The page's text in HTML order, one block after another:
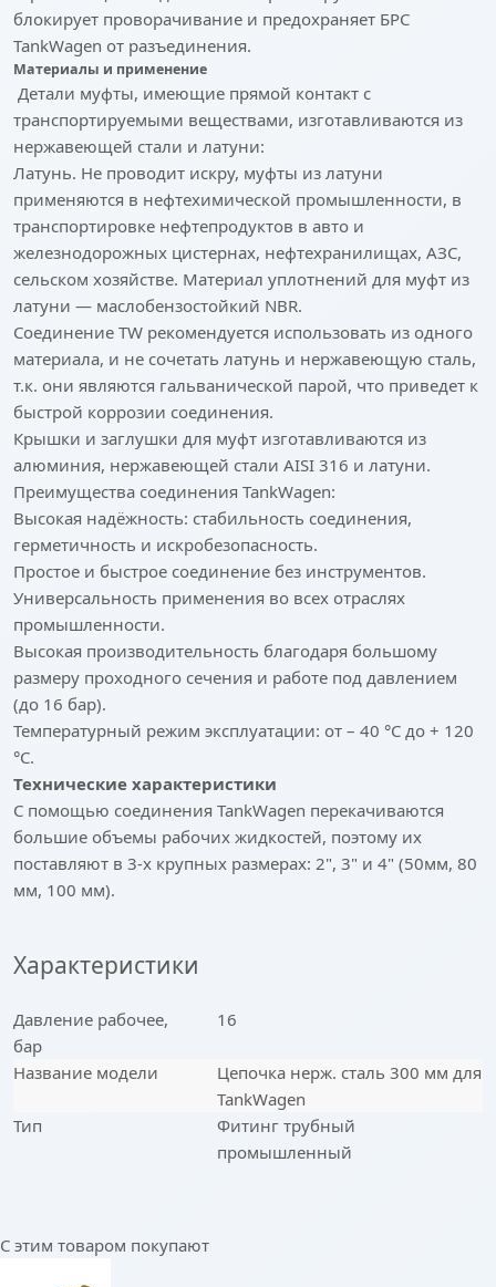
блокирует проворачивание и предохраняет БРС
TankWagen от разъединения.
Материалы и применение
Детали муфты, имеющие прямой контакт с
транспортируемыми веществами, изготавливаются из
нержавеющей стали и латуни:
Латунь. Не проводит искру, муфты из латуни
применяются в нефтехимической промышленности, в
транспортировке нефтепродуктов в авто и
железнодорожных цистернах, нефтехранилищах, АЗС,
сельском хозяйстве. Материал уплотнений для муфт из
латуни — маслобензостойкий NBR.
Соединение TW рекомендуется использовать из одного
материала, и не сочетать латунь и нержавеющую сталь,
т.к. они являются гальванической парой, что приведет к
быстрой коррозии соединения.
Крышки и заглушки для муфт изготавливаются из
алюминия, нержавеющей стали AISI 316 и латуни.
Преимущества соединения TankWagen:
Высокая надёжность: стабильность соединения,
герметичность и искробезопасность.
Простое и быстрое соединение без инструментов.
Универсальность применения во всех отраслях
промышленности.
Высокая производительность благодаря большому
размеру проходного сечения и работе под давлением
(до 16 бар).
Температурный режим эксплуатации: от – 40 °С до + 120
°С.
Технические характеристики
С помощью соединения TankWagen перекачиваются
большие объемы рабочих жидкостей, поэтому их
поставляют в 3-х крупных размерах: 2", 3" и 4" (50мм, 80
мм, 100 мм).
Характеристики
Давление рабочее,
бар
16
Название модели
Цепочка нерж. сталь 300 мм для
TankWagen
Тип
Фитинг трубный
промышленный
С этим товаром покупают